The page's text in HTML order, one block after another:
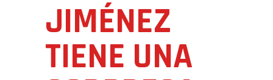
JIMÉNEZ
TIENE UNA